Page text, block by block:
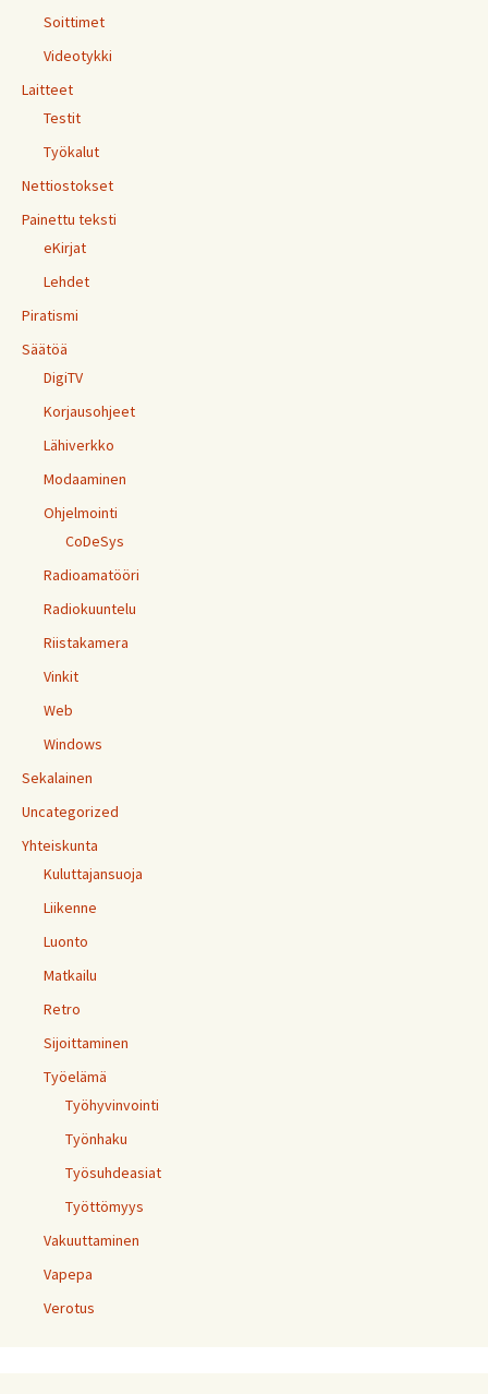
Soittimet
Videotykki
Laitteet
Testit
Työkalut
Nettiostokset
Painettu teksti
eKirjat
Lehdet
Piratismi
Säätöä
DigiTV
Korjausohjeet
Lähiverkko
Modaaminen
Ohjelmointi
CoDeSys
Radioamatööri
Radiokuuntelu
Riistakamera
Vinkit
Web
Windows
Sekalainen
Uncategorized
Yhteiskunta
Kuluttajansuoja
Liikenne
Luonto
Matkailu
Retro
Sijoittaminen
Työelämä
Työhyvinvointi
Työnhaku
Työsuhdeasiat
Työttömyys
Vakuuttaminen
Vapepa
Verotus